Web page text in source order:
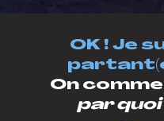
OK ! Je
On
par quoi